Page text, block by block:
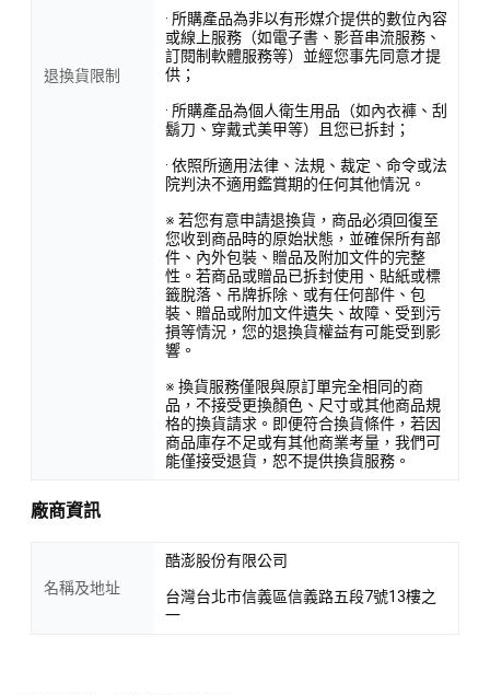
退換貨限制
· 所購產品為非以有形媒介提供的數位內容
或線上服務（如電子書、影音串流服務、
訂閱制軟體服務等）並經您事先同意才提
供；
· 所購產品為個人衛生用品（如內衣褲、刮
鬍刀、穿戴式美甲等）且您已拆封；
· 依照所適用法律、法規、裁定、命令或法
院判決不適用鑑賞期的任何其他情況。
※ 若您有意申請退換貨，商品必須回復至
您收到商品時的原始狀態，並確保所有部
件、內外包裝、贈品及附加文件的完整
性。若商品或贈品已拆封使用、貼紙或標
籤脫落、吊牌拆除、或有任何部件、包
裝、贈品或附加文件遺失、故障、受到污
損等情況，您的退換貨權益有可能受到影
響。
※ 換貨服務僅限與原訂單完全相同的商
品，不接受更換顏色、尺寸或其他商品規
格的換貨請求。即便符合換貨條件，若因
商品庫存不足或有其他商業考量，我們可
能僅接受退貨，恕不提供換貨服務。
廠商資訊
名稱及地址
酷澎股份有限公司
台灣台北市信義區信義路五段7號13樓之
一